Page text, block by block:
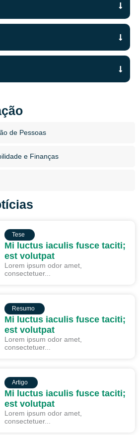
de Pessoas
e Finanças
Tese
Mi luctus iaculis fusce taciti;
est volutpat
Lorem ipsum odor amet,
consectetuer...
Resumo
Mi luctus iaculis fusce taciti;
est volutpat
Lorem ipsum odor amet,
consectetuer...
Artigo
Mi luctus iaculis fusce taciti;
est volutpat
Lorem ipsum odor amet,
consectetuer...